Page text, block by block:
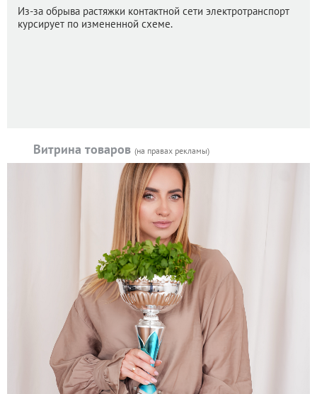
Из-за обрыва растяжки контактной сети электротранспорт
курсирует по измененной схеме.
Витрина товаров (на правах рекламы)